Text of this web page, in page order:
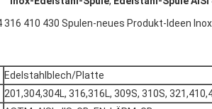
316 410 430 Spulen-neues Produkt-Ideen
Edelstahlblech/Platte
201,304,304L, 316,316L, 309S, 310S,